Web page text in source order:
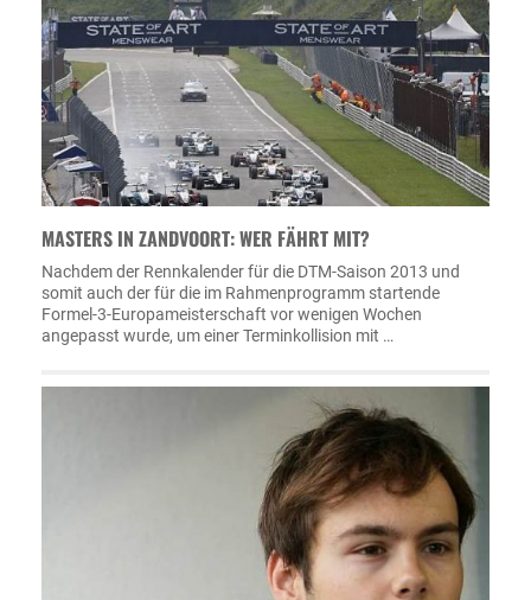
MASTERS IN ZANDVOORT: WER FÄHRT MIT?
Nachdem der Rennkalender für die DTM-Saison 2013 und
somit auch der für die im Rahmenprogramm startende
Formel-3-Europameisterschaft vor wenigen Wochen
angepasst wurde, um einer Terminkollision mit …